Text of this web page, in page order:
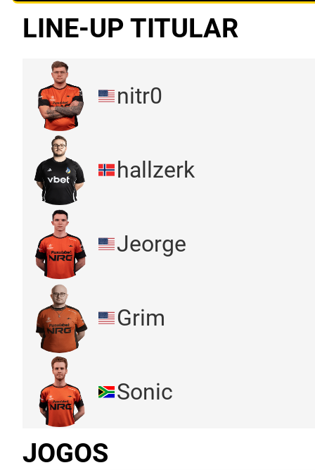
LINE-UP TITULAR
nitr0
hallzerk
Jeorge
Grim
Sonic
JOGOS